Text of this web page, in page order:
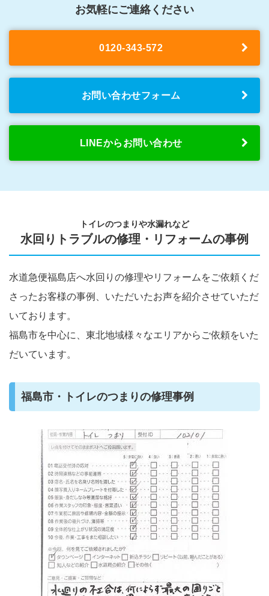
お気軽にご連絡ください
0120-343-572
お問い合わせフォーム
LINEからお問い合わせ
トイレのつまりや水漏れなど
水回りトラブルの修理・リフォームの事例
水道急便福島店へ水回りの修理やリフォームをご依頼くだ
さったお客様の事例、いただいたお声を紹介させていただ
いております。
福島市を中心に、東北地域様々なエリアからご依頼をいた
だいています。
福島市・トイレのつまりの修理事例